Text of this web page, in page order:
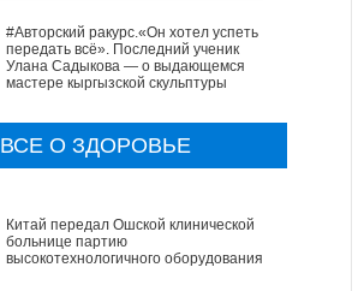
#Авторский ракурс.«Он хотел успеть
передать всё». Последний ученик
Улана Садыкова — о выдающемся
мастере кыргызской скульптуры
ВСЕ О ЗДОРОВЬЕ
Китай передал Ошской клинической
больнице партию
высокотехнологичного оборудования